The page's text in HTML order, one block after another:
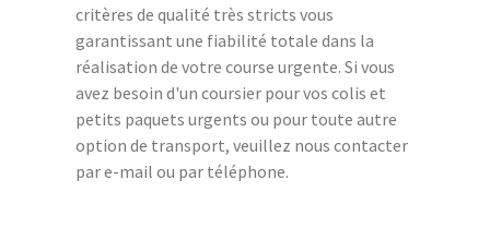
critères de qualité très stricts vous
garantissant une fiabilité totale dans la
réalisation de votre course urgente. Si vous
avez besoin d'un coursier pour vos colis et
petits paquets urgents ou pour toute autre
option de transport, veuillez nous contacter
par e-mail ou par téléphone.